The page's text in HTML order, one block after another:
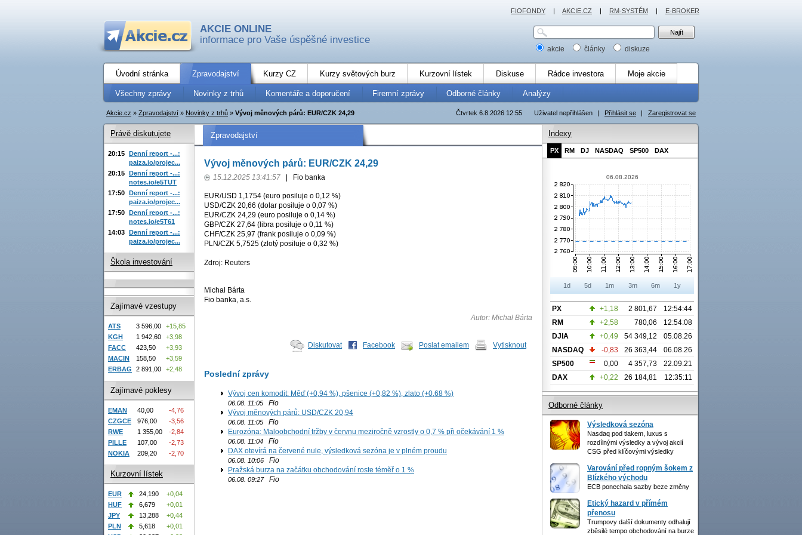
AKCIE ONLINE
informace pro Vaše úspěšné investice
akcie články diskuze
Úvodní stránka Zpravodajství Kurzy CZ Kurzy světových burz Kurzovní lístek Diskuse Rádce investora Moje akcie
Všechny zprávy Novinky z trhů Komentáře a doporučení Firemní zprávy Odborné články Analýzy
Uživatel nepřihlášen | Přihlásit se | Zaregistrovat se
Čtvrtek 6.8.2026 12:55
Akcie.cz » Zpravodajství » Novinky z trhů » Vývoj měnových párů: EUR/CZK 24,29
Zpravodajství
Vývoj měnových párů: EUR/CZK 24,29
15.12.2025 13:41:57 Fio banka
EUR/USD 1,1754 (euro posiluje o 0,12 %)
USD/CZK 20,66 (dolar posiluje o 0,07 %)
EUR/CZK 24,29 (euro posiluje o 0,14 %)
GBP/CZK 27,64 (libra posiluje o 0,11 %)
CHF/CZK 25,97 (frank posiluje o 0,09 %)
PLN/CZK 5,7525 (zlotý posiluje o 0,32 %)
Zdroj: Reuters
Michal Bárta
Fio banka, a.s.
Autor: Michal Bárta
Diskutovat Facebook Poslat emailem Vytisknout
Poslední zprávy
Vývoj cen komodit: Měď (+0,94 %), pšenice (+0,82 %), zlato (+0,68 %)
06.08. 11:05 Fio
Vývoj měnových párů: USD/CZK 20,94
06.08. 11:05 Fio
Eurozóna: Maloobchodní tržby v červnu meziročně vzrostly o 0,7 % při očekávání 1 %
06.08. 11:04 Fio
DAX otevírá na červené nule, výsledková sezóna je v plném proudu
06.08. 10:06 Fio
Pražská burza na začátku obchodování roste téměř o 1 %
06.08. 09:27Fio
Právě diskutujete
20:15 Denní report -...:
paiza.io/projec...
20:15 Denní report -...:
notes.io/e5TUT
17:50 Denní report -...:
paiza.io/projec...
17:50 Denní report -...:
notes.io/e5T61
14:03 Denní report -...:
paiza.io/projec...
Škola investování
Zajímavé vzestupy
ATS 3 596,00
+15,85
KGH
1 942,60
+3,98
FACC
423,50
+3,93
MACIN
158,50
+3,59
ERBAG
2 891,00 +2,48
Zajímavé poklesy
EMAN 40,00
-4,76
CZGCE
976,00
-3,56
RWE
1 355,00
-2,84
PILLE
107,00
-2,73
NOKIA
209,20 -2,70
Kurzovní lístek
EUR 24,190
+0,04
HUF
6,679
+0,01
JPY
13,288
+0,44
PLN
5,618
+0,01
Indexy
PX RM DJ NASDAQ SP500 DAX
06.08.2026
1d 5d 1m 3m 6m 1y
PX +1,18 2 801,67
12:54:44
RM
+2,58 780,06
12:54:08
DJIA
+0,49 54 349,12
05.08.26
NASDAQ
-0,83 26 363,44
06.08.26
SP500
0,00 4 357,73
22.09.21
DAX
+0,22 26 184,81 12:35:11
Odborné články
Výsledková sezóna
Nasdaq pod tlakem, luxus s
rozdílnými výsledky a vývoj akcií
CSG před klíčovými výsledky
Varování před ropným šokem z
Blízkého východu
ECB ponechala sazby beze změny
Etický hazard v přímém
přenosu
Trumpovy další dokumenty odhalují
zběsilé tempo obchodování na burze
FIOFONDY | AKCIE.CZ | RM-SYSTÉM | E-BROKER